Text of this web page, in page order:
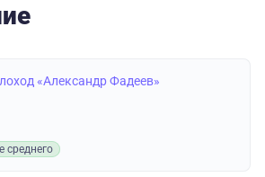
«Александр Фадеев»
среднего